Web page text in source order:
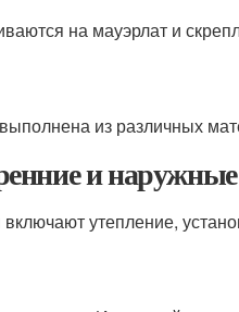
на мауэрлат и
из различных
и
утепление,